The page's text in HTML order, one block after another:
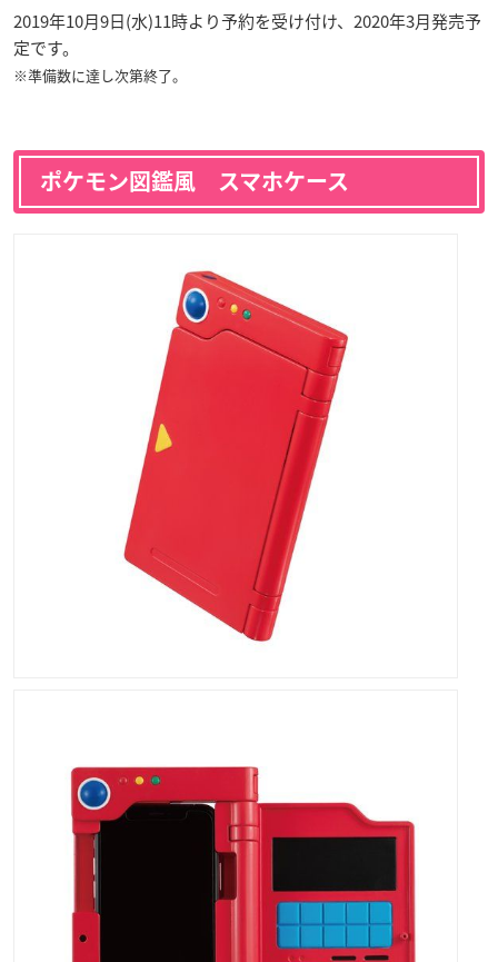
2019年10月9日(水)11時より予約を受け付け、2020年3月発売予
定です。
※準備数に達し次第終了。
ポケモン図鑑風 スマホケース